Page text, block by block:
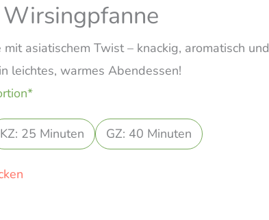
asiatischem Twist – knackig, aromatisch und
leichtes, warmes Abendessen!
KZ: 25 Minuten GZ: 40 Minuten